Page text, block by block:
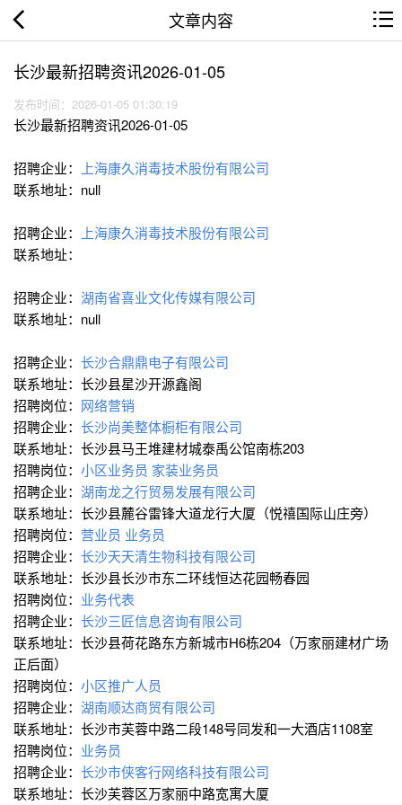
文章内容
长沙最新招聘资讯2026-01-05
发布时间：2026-01-05 01:30:19
长沙最新招聘资讯2026-01-05
招聘企业：
上海康久消毒技术股份有限公司
联系地址：null
招聘企业：
上海康久消毒技术股份有限公司
联系地址：
招聘企业： 湖南省喜业文化传媒有限公司
联系地址：null
招聘企业： 长沙合鼎鼎电子有限公司
联系地址：长沙县星沙开源鑫阁
招聘岗位： 网络营销
招聘企业： 长沙尚美整体橱柜有限公司
联系地址：长沙县马王堆建材城泰禹公馆南栋203
招聘岗位： 小区业务员 家装业务员
招聘企业： 湖南龙之行贸易发展有限公司
联系地址：长沙县麓谷雷锋大道龙行大厦（悦禧国际山庄旁）
招聘岗位： 营业员 业务员
招聘企业： 长沙天天清生物科技有限公司
联系地址：长沙县长沙市东二环线恒达花园畅春园
招聘岗位： 业务代表
招聘企业： 长沙三匠信息咨询有限公司
联系地址：长沙县荷花路东方新城市H6栋204（万家丽建材广场
正后面）
招聘岗位： 小区推广人员
招聘企业： 湖南顺达商贸有限公司
联系地址：长沙市芙蓉中路二段148号同发和一大酒店1108室
招聘岗位： 业务员
招聘企业： 长沙市侠客行网络科技有限公司
联系地址：长沙芙蓉区万家丽中路宽寓大厦